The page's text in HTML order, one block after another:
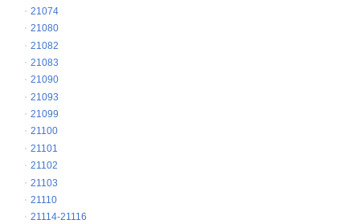
21074
21080
21082
21083
21090
21093
21099
21100
21101
21102
21103
21110
21114-21116